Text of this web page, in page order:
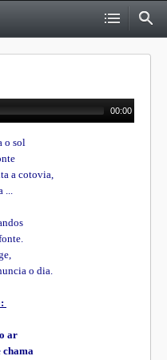
00:00
o sol
a cotovia,
...
o dia.
ar
chama